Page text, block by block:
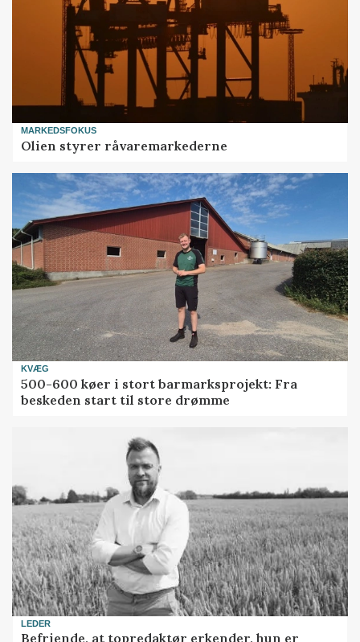
MARKEDSFOKUS
Olien styrer råvaremarkederne
KVÆG
500-600 køer i stort barmarksprojekt: Fra
beskeden start til store drømme
LEDER
Befriende, at topredaktør erkender, hun er